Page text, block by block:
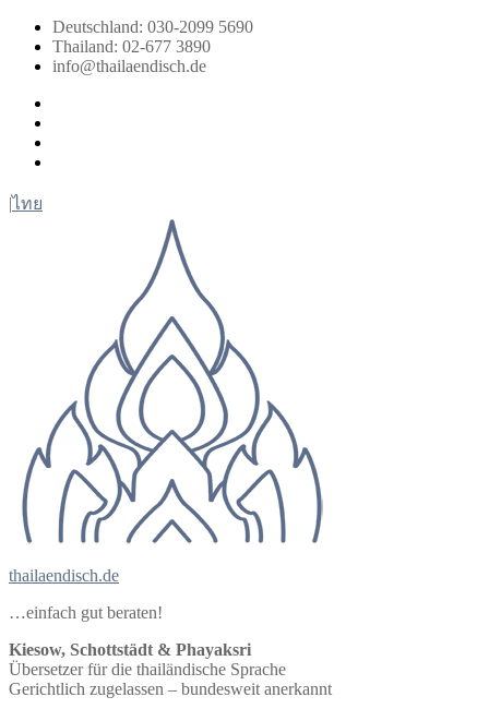
Zum
Inhalt
springen
Deutschland: 030-2099 5690
Thailand: 02-677 3890
info@thailaendisch.de
|ไทย
thailaendisch.de
…einfach gut beraten!
Kiesow, Schottstädt & Phayaksri
Übersetzer für die thailändische Sprache
Gerichtlich zugelassen – bundesweit anerkannt